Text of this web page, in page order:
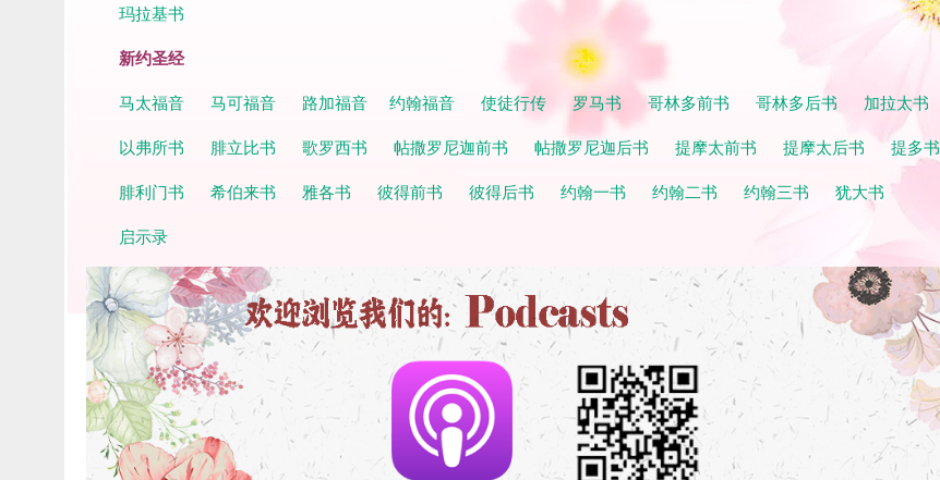
玛拉基书
新约圣经
马太福音 马可福音 路加福音 约翰福音 使徒行传 罗马书 哥林多前书 哥林多后书
加拉太书
以弗所书
腓立比书 歌罗西书 帖撒罗尼迦前书 帖撒罗尼迦后书 提摩太前书 提摩太后书
提多书
腓利门书
希伯来书 雅各书 彼得前书 彼得后书 约翰一书 约翰二书 约翰三书
犹大书
启示录